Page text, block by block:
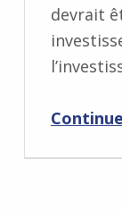
devrait